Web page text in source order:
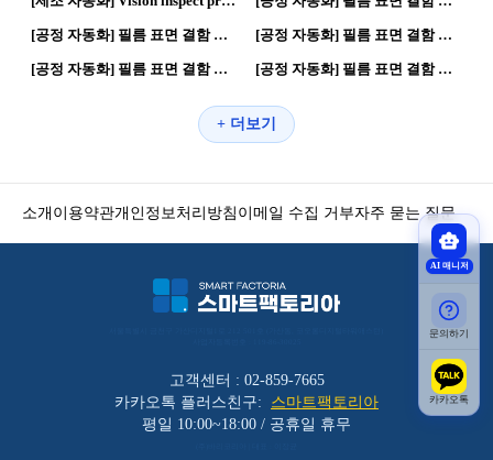
[공정 자동화] 필름 표면 결함 검사 시스템 DEMO TEST | 자동화 공정 · 로봇공정 [공정 자동화] 필름 표면 결함 검사 시스템 DEMO TEST | 자동화 공정 · 로봇공정
21 0
[공정 자동화] 필름 표면 결함 검사 시스템 DEMO TEST | 자동화 공정 · 로봇공정
19 0
[공정 자동화] 필름 표면 결함 검사 시스템 DEMO TEST | 자동화 공정 · 로봇공정
+ 더보기
소개 이용약관개인정보처리방침 이메일 수집 거부자주 묻는 질문
고객센터 : 02-859-7665
카카오톡 플러스친구:
스마트팩토리아
평일 10:00~18:00 / 공휴일 휴무
AI 매니저
문의하기
카카오톡